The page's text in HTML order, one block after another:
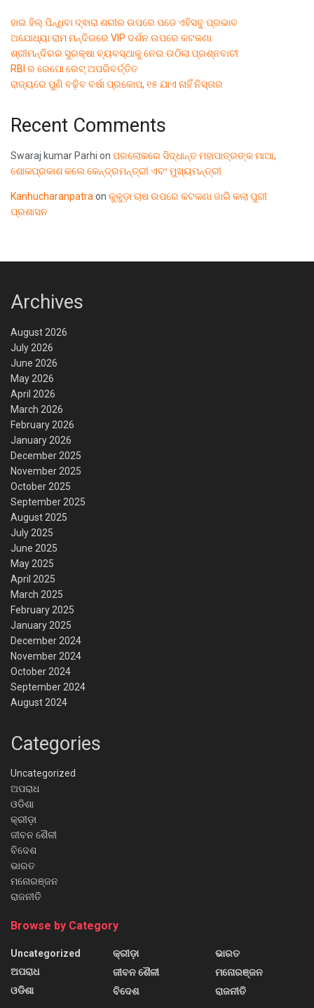
ହାଇ ହିଲ୍ ପିନ୍ଧିବା ଦ୍ଵାରା ଶରୀର ଉପରେ ପଡେ ଏହିସବୁ ପ୍ରଭାବ
ଅଯୋଧ୍ୟା ରାମ ମନ୍ଦିରରେ VIP ଦର୍ଶନ ଉପରେ କଟକଣା
ଶ୍ରୀମନ୍ଦିରର ସୁରକ୍ଷା ବ୍ୟବସ୍ଥାକୁ ନେଇ ଉଠିଲା ପ୍ରଶ୍ନବାଚୀ
RBI ର ରେପୋ ରେଟ୍ ଅପରିବର୍ତ୍ତିତ
ରାଜ୍ୟରେ ପୁଣି ବଢ଼ିବ ବର୍ଷା ପ୍ରକୋପ, ୧୫ ଯାଏ ନାହିଁ ନିସ୍ତାର
Recent Comments
Swaraj kumar Parhi on ପରଲୋକରେ ସିଦ୍ଧାନ୍ତ ମହାପାତ୍ରଙ୍କ ମାଆ,
ଶୋକପ୍ରକାଶ କଲେ କେନ୍ଦ୍ରମନ୍ତ୍ରୀ ଏବଂ ମୁଖ୍ୟମନ୍ତ୍ରୀ
Kanhucharanpatra on କୁକୁଡ଼ା ଚାଷ ଉପରେ କଟକଣା ଜାରି କଲା ପୁରୀ
ପ୍ରଶାସନ
Archives
August 2026
July 2026
June 2026
May 2026
April 2026
March 2026
February 2026
January 2026
December 2025
November 2025
October 2025
September 2025
August 2025
July 2025
June 2025
May 2025
April 2025
March 2025
February 2025
January 2025
December 2024
November 2024
October 2024
September 2024
August 2024
Categories
Uncategorized
ଅପରାଧ
ଓଡିଶା
କ୍ରୀଡ଼ା
ଜୀବନ ଶୈଳୀ
ବିଦେଶ
ଭାରତ
ମନୋରଞ୍ଜନ
ରାଜନୀତି
Browse by Category
Uncategorized
ଅପରାଧ
ଓଡିଶା
କ୍ରୀଡ଼ା
ଜୀବନ ଶୈଳୀ
ବିଦେଶ
ଭାରତ
ମନୋରଞ୍ଜନ
ରାଜନୀତି